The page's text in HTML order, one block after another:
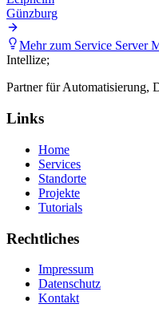
Günzburg
Mehr zum Service Server
Intellize;
Partner für Automatisierung,
Links
Home
Services
Standorte
Projekte
Tutorials
Rechtliches
Impressum
Datenschutz
Kontakt